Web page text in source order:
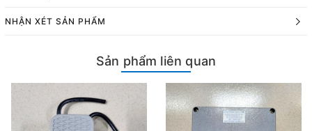
NHẬN XÉT SẢN PHẨM
Sản phẩm liên quan